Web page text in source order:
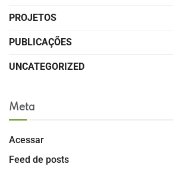
PROJETOS
PUBLICAÇÕES
UNCATEGORIZED
Meta
Acessar
Feed de posts